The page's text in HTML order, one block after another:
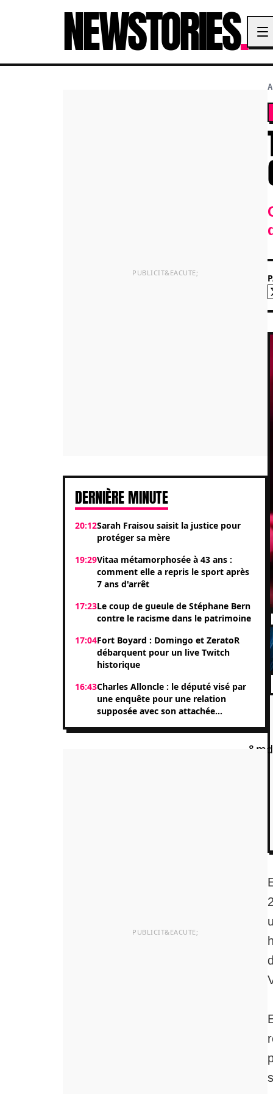
NEWSTORIES.
DERNIÈRE MINUTE
20:12Sarah Fraisou saisit la justice pour
protéger sa mère
19:29Vitaa métamorphosée à 43 ans :
comment elle a repris le sport après
7 ans d'arrêt
17:23Le coup de gueule de Stéphane Bern
contre le racisme dans le patrimoine
17:04Fort Boyard : Domingo et ZeratoR
débarquent pour un live Twitch
historique
16:43Charles Alloncle : le député visé par
une enquête pour une relation
supposée avec son attachée